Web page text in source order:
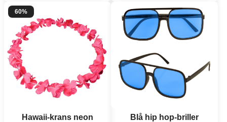
60%
Hawaii-krans neon
Blå hip hop-briller